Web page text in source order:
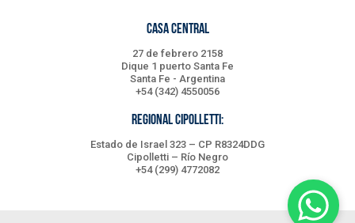
CASA CENTRAL
27 de febrero 2158
Dique 1 puerto Santa Fe
Santa Fe - Argentina
+54 (342) 4550056
REGIONAL CIPOLLETTI:
Estado de Israel 323 – CP R8324DDG
Cipolletti – Río Negro
+54 (299) 4772082